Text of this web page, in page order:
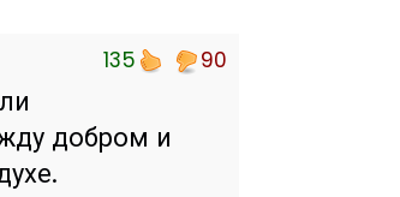
135 90
добром и